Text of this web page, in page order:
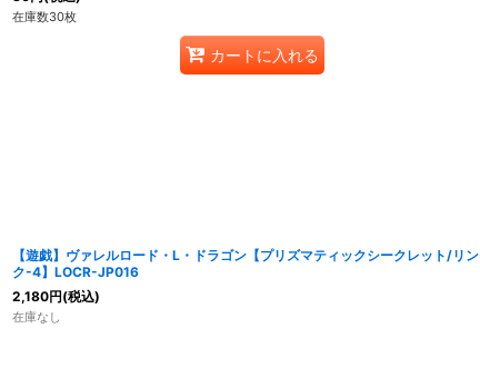
在庫数30枚
カートに入れる
【遊戯】ヴァレルロード・L・ドラゴン【プリズマティックシークレット/リン
ク-4】LOCR-JP016
2,180円(税込)
在庫なし